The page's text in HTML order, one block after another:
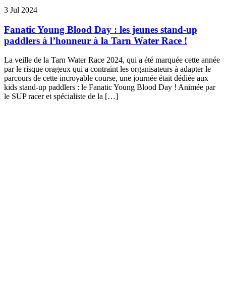
3 Jul 2024
Fanatic Young Blood Day : les jeunes stand-up
paddlers à l’honneur à la Tarn Water Race !
La veille de la Tarn Water Race 2024, qui a été marquée cette année
par le risque orageux qui a contraint les organisateurs à adapter le
parcours de cette incroyable course, une journée était dédiée aux
kids stand-up paddlers : le Fanatic Young Blood Day ! Animée par
le SUP racer et spécialiste de la […]